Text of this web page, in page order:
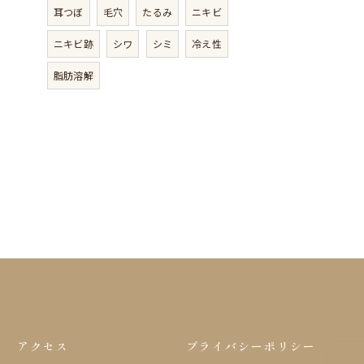
耳つぼ 毛穴 たるみ ニキビ
ニキビ跡 シワ シミ 冷え性
脂肪溶解
アクセス プライバシーポリシー